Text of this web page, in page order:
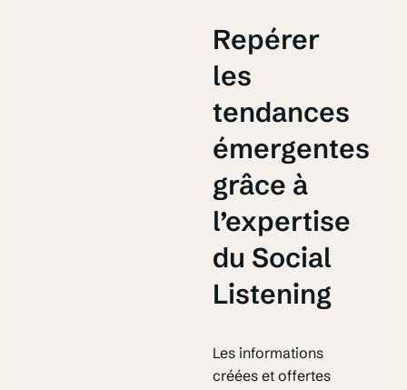
Repérer
les
tendances
émergentes
grâce à
l’expertise
du Social
Listening
Les informations
créées et offertes